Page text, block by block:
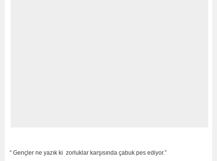
“ Gençler ne yazık ki zorluklar karşısında çabuk pes ediyor.”